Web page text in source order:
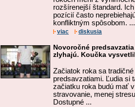
rozšírenejší štandard.
pozícií často
konfliktným spôsobom. ...
viac diskusia
Novoročné
zlyhajú. Koučka
Začiatok roka sa
predsavzatiami. Ľudia si
začiatku roka budú mať
stravovanie, menej
Dostupné ...